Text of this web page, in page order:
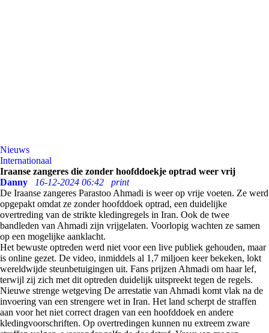
Nieuws
Internationaal
Iraanse zangeres die zonder hoofddoekje optrad weer vrij
Danny
16-12-2024 06:42
print
De Iraanse zangeres Parastoo Ahmadi is weer op vrije voeten. Ze werd
opgepakt omdat ze zonder hoofddoek optrad, een duidelijke
overtreding van de strikte kledingregels in Iran. Ook de twee
bandleden van Ahmadi zijn vrijgelaten. Voorlopig wachten ze samen
op een mogelijke aanklacht.
Het bewuste optreden werd niet voor een live publiek gehouden, maar
is online gezet. De video, inmiddels al 1,7 miljoen keer bekeken, lokt
wereldwijde steunbetuigingen uit. Fans prijzen Ahmadi om haar lef,
terwijl zij zich met dit optreden duidelijk uitspreekt tegen de regels.
Nieuwe strenge wetgeving De arrestatie van Ahmadi komt vlak na de
invoering van een strengere wet in Iran. Het land scherpt de straffen
aan voor het niet correct dragen van een hoofddoek en andere
kledingvoorschriften. Op overtredingen kunnen nu extreem zware